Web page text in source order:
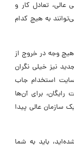
عالی، تعادل کار و
به هیچ کدام
وجه در خروج از
نیز خیلی نگران
سایت استخدام جاب
برای آن‌ها
سازمان عالی پیدا
باید به شما